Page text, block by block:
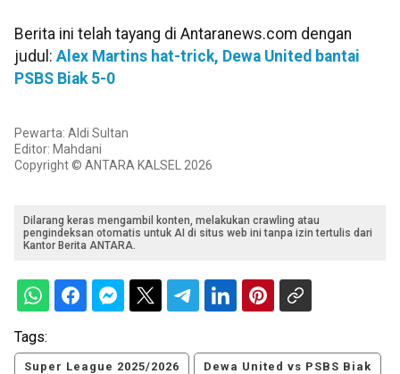
Berita ini telah tayang di Antaranews.com dengan
judul: Alex Martins hat-trick, Dewa United bantai
PSBS Biak 5-0
Pewarta: Aldi Sultan
Editor: Mahdani
Copyright © ANTARA KALSEL 2026
Dilarang keras mengambil konten, melakukan crawling atau
pengindeksan otomatis untuk AI di situs web ini tanpa izin tertulis dari
Kantor Berita ANTARA.
Tags:
Super League 2025/2026 Dewa United vs PSBS Biak